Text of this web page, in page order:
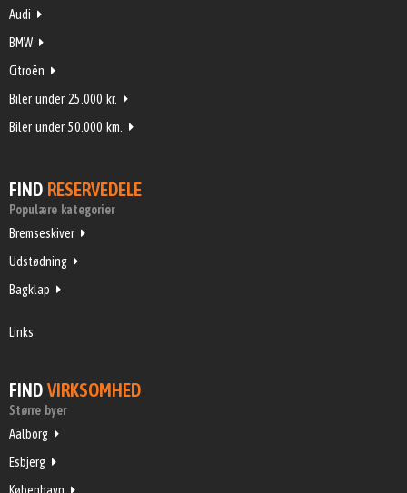
Audi
BMW
Citroën
Biler under 25.000 kr.
Biler under 50.000 km.
FIND RESERVEDELE
Populære kategorier
Bremseskiver
Udstødning
Bagklap
Links
FIND VIRKSOMHED
Større byer
Aalborg
Esbjerg